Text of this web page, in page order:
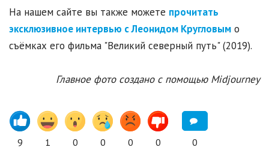
На нашем сайте вы также можете прочитать
эксклюзивное интервью с Леонидом Кругловым о
съёмках его фильма "Великий северный путь" (2019).
Главное фото создано с помощью Midjourney
9 1 0 0 0 0 0